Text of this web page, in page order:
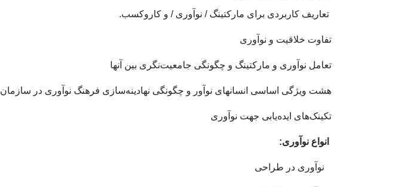
تعاریف کاربردی برای مارکتینگ / نوآوری / و کاروکسب.
تفاوت خلاقیت و نوآوری
تعامل نوآوری و مارکتینگ و چگونگی جامعیت‌نگری بین آنها
هشت ویژگی اساسی انسانهای نوآور و چگونگی نهادینه‌سازی فرهنگ نوآوری در سازمان
تکینک‌های ایده‌یابی جهت نوآوری
انواع نوآوری:
نوآوری در طراحی